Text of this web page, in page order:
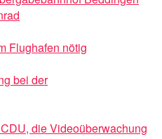
Flughafen nötig
bei der
die Videoüberwachung